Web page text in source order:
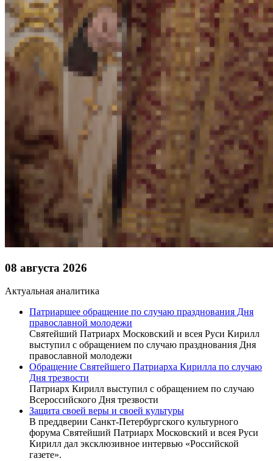
08 августа 2026
Актуальная аналитика
Патриаршее обращение по случаю празднования Дня
православной молодежи
Святейший Патриарх Московский и всея Руси Кирилл
выступил с обращением по случаю празднования Дня
православной молодежи
Обращение Святейшего Патриарха Кирилла по случаю
Дня трезвости
Патриарх Кирилл выступил с обращением по случаю
Всероссийского Дня трезвости
Защита своей веры и своей культуры
В преддверии Санкт-Петербургского культурного
форума Святейший Патриарх Московский и всея Руси
Кирилл дал эксклюзивное интервью «Российской
газете».